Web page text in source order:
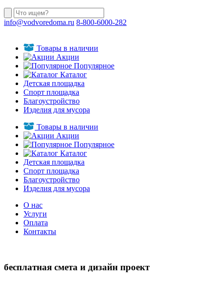
info@vodvoredoma.ru 8-800-6000-282
Товары в наличии
Акции
Популярное
Каталог
Детская площадка
Спорт площадка
Благоустройство
Изделия для мусора
Товары в наличии
Акции
Популярное
Каталог
Детская площадка
Спорт площадка
Благоустройство
Изделия для мусора
О нас
Услуги
Оплата
Контакты
бесплатная смета и дизайн проект